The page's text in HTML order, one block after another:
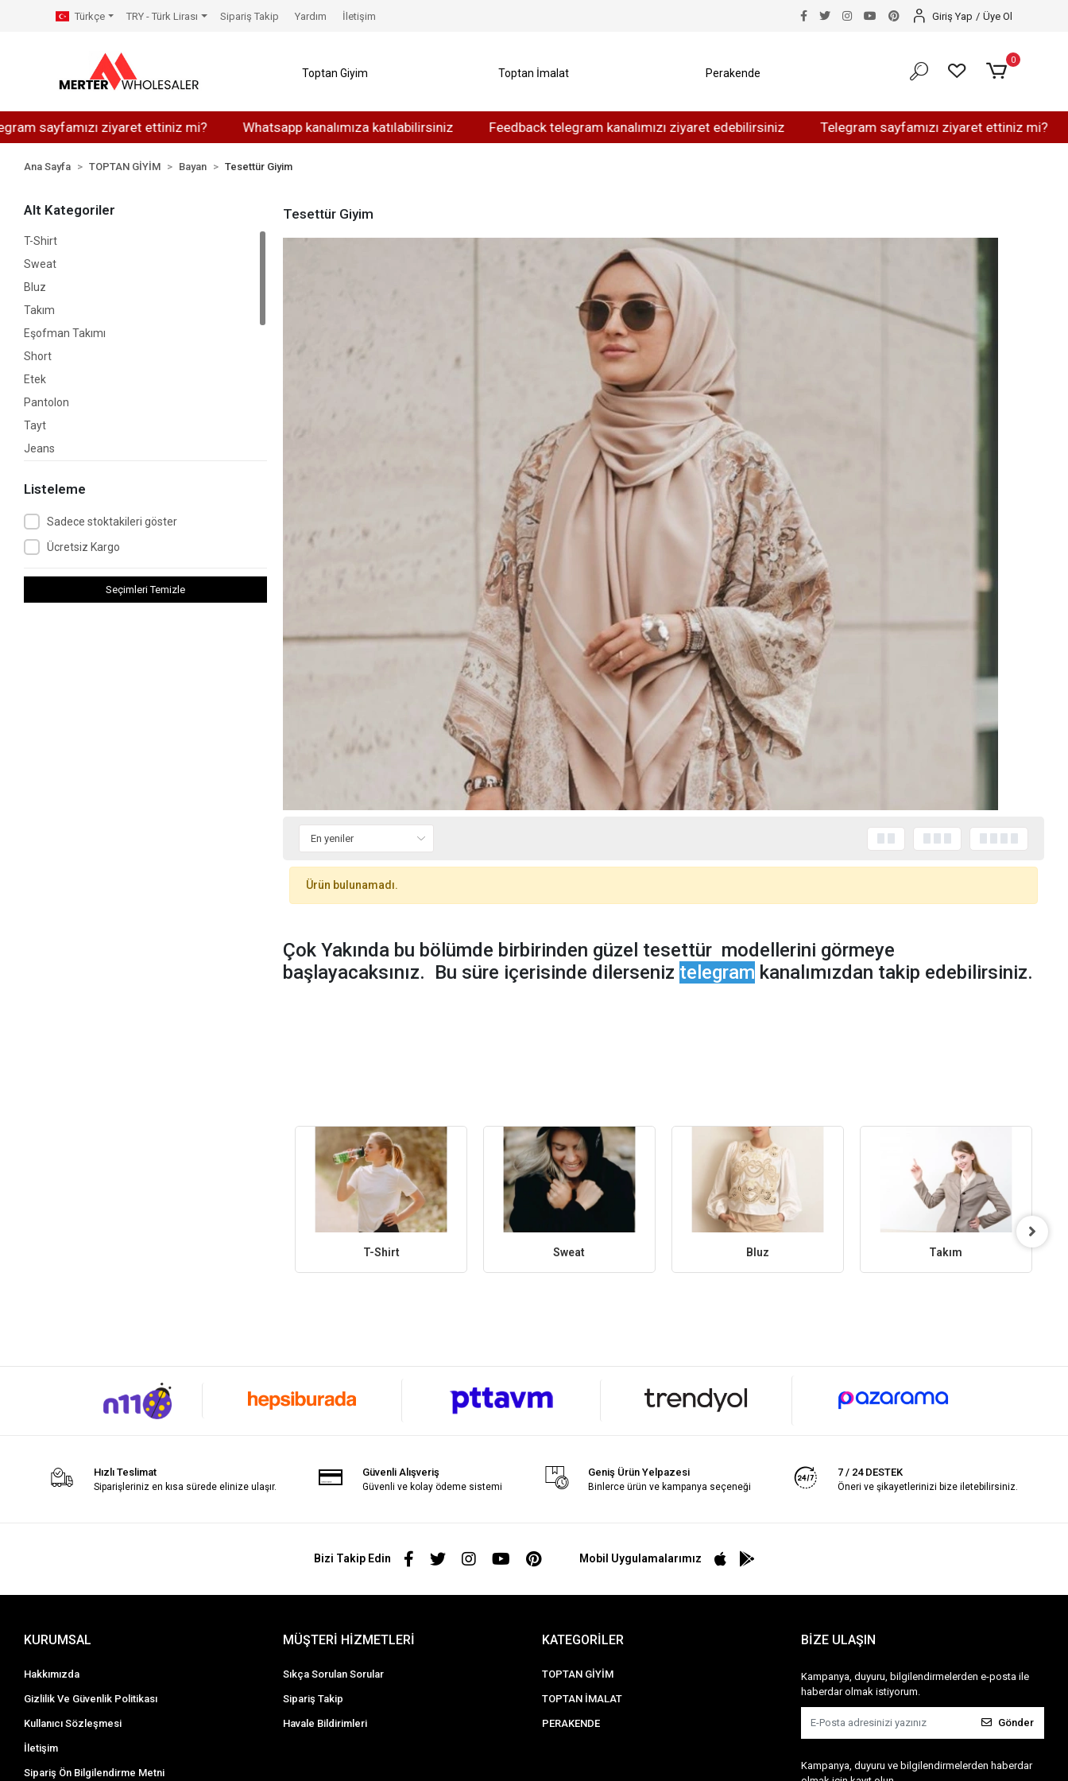
ziyaret ettiniz mi? Whatsapp kanalımıza katılabilirsiniz Feedback telegram kanalımızı ziyaret edebilirsiniz Telegram sayfamızı ziyaret ettiniz mi?
Türkçe TRY - Türk Lirası Sipariş Takip Yardım İletişim Giriş Yap / Üye Ol
Toptan Giyim Toptan İmalat Perakende
0
Ana Sayfa TOPTAN GİYİM Bayan Tesettür Giyim
Alt Kategoriler
T-Shirt
Sweat
Bluz
Takım
Eşofman Takımı
Short
Etek
Pantolon
Tayt
Jeans
Ceket
Triko
Gömlek
Listeleme
Sadece stoktakileri göster
Ücretsiz Kargo
Seçimleri Temizle
Tesettür Giyim
Ürün bulunamadı.
Çok Yakında bu bölümde birbirinden güzel tesettür modellerini görmeye
başlayacaksınız. Bu süre içerisinde dilerseniz telegram kanalımızdan takip edebilirsiniz.
T-Shirt Sweat Bluz Takım
Hızlı Teslimat
Siparişleriniz en kısa sürede elinize ulaşır.
Güvenli Alışveriş
Güvenli ve kolay ödeme sistemi
Geniş Ürün Yelpazesi
Binlerce ürün ve kampanya seçeneği
7 / 24 DESTEK
Öneri ve şikayetlerinizi bize iletebilirsiniz.
Bizi Takip Edin Mobil Uygulamalarımız
KURUMSAL
Hakkımızda
Gizlilik Ve Güvenlik Politikası
Kullanıcı Sözleşmesi
İletişim
Sipariş Ön Bilgilendirme Metni
MÜŞTERİ HİZMETLERİ
Sıkça Sorulan Sorular
Sipariş Takip
Havale Bildirimleri
KATEGORİLER
TOPTAN GİYİM
TOPTAN İMALAT
PERAKENDE
BİZE ULAŞIN
Kampanya, duyuru, bilgilendirmelerden e-posta ile
haberdar olmak istiyorum.
Gönder
Kampanya, duyuru ve bilgilendirmelerden haberdar